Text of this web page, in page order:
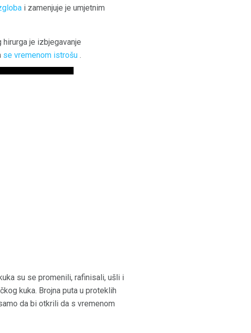
i zamenjuje je umjetnim
hirurga je izbjegavanje
se vremenom istrošu .
su se promenili, rafinisali, ušli i
kuka. Brojna puta u proteklih
da bi otkrili da s vremenom